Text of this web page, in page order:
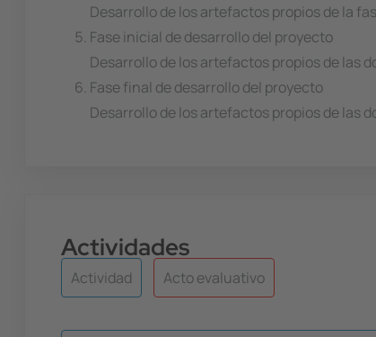
Desarrollo de los artefactos propios de la
Fase inicial de desarrollo del proyecto
Desarrollo de los artefactos propios de las
Fase final de desarrollo del proyecto
Desarrollo de los artefactos propios de las
Actividades
Actividad Acto evaluativo